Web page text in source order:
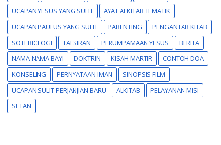
UCAPAN YESUS YANG SULIT
AYAT ALKITAB TEMATIK
UCAPAN PAULUS YANG SULIT
PARENTING
PENGANTAR KITAB
SOTERIOLOGI
TAFSIRAN PERUMPAMAAN YESUS
BERITA
NAMA-NAMA BAYI
DOKTRIN KISAH MARTIR
CONTOH DOA
KONSELING
PERNYATAAN IMAN
SINOPSIS FILM
UCAPAN SULIT PERJANJIAN BARU
ALKITAB
PELAYANAN MISI
SETAN